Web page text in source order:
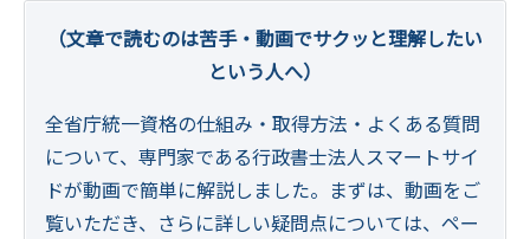
（文章で読むのは苦手・動画でサクッと理解したい
という人へ）
全省庁統一資格の仕組み・取得方法・よくある質問
について、専門家である行政書士法人スマートサイ
ドが動画で簡単に解説しました。まずは、動画をご
覧いただき、さらに詳しい疑問点については、ペー